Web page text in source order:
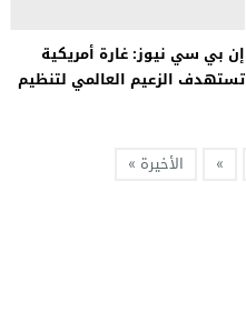
إن بي سي نيوز: غارة أمريكية
تستهدف الزعيم العالمي لتنظيم
» الأخيرة »